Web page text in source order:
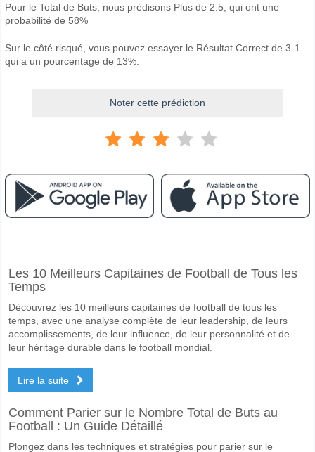
Pour le Total de Buts, nous prédisons Plus de 2.5, qui ont une
probabilité de 58%
Sur le côté risqué, vous pouvez essayer le Résultat Correct de 3-1
qui a un pourcentage de 13%.
Noter cette prédiction
Le match entre Caykur Rizespor v Fatih Karagumruk 03 November
Caykur Rizespor pour le Gagnant du match, avec une probabilité de
Les deux équipes marqueront-elles dans le match
Oui pour Les Deux Équipes Marquent, avec un pourcentage de 57%.
Quel sera le résultat correct attendu entre Caykur
Sur le côté risqué, vous pouvez essayer le Résultat Correct de 3-1
Les 10 Meilleurs Capitaines de Football de Tous les
Temps
Découvrez les 10 meilleurs capitaines de football de tous les
temps, avec une analyse complète de leur leadership, de leurs
accomplissements, de leur influence, de leur personnalité et de
leur héritage durable dans le football mondial.
Lire la suite
Comment Parier sur le Nombre Total de Buts au
Football : Un Guide Détaillé
Plongez dans les techniques et stratégies pour parier sur le